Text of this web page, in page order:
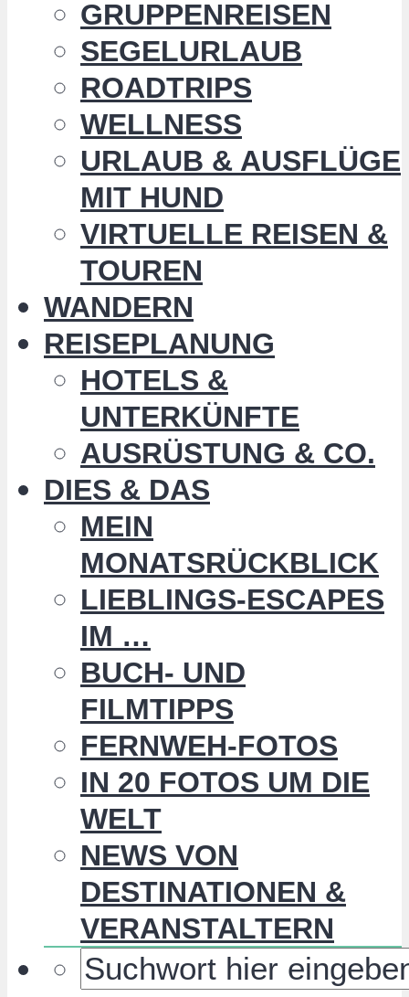
GRUPPENREISEN
SEGELURLAUB
ROADTRIPS
WELLNESS
URLAUB & AUSFLÜGE
MIT HUND
VIRTUELLE REISEN &
TOUREN
WANDERN
REISEPLANUNG
HOTELS &
UNTERKÜNFTE
AUSRÜSTUNG & CO.
DIES & DAS
MEIN
MONATSRÜCKBLICK
LIEBLINGS-ESCAPES
IM …
BUCH- UND
FILMTIPPS
FERNWEH-FOTOS
IN 20 FOTOS UM DIE
WELT
NEWS VON
DESTINATIONEN &
VERANSTALTERN